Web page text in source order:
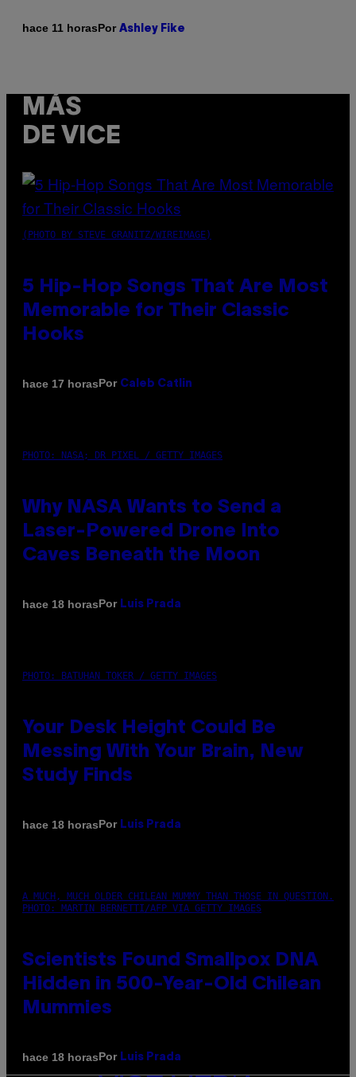
hace 11 horasPor Ashley Fike
MÁS
DE VICE
(PHOTO BY STEVE GRANITZ/WIREIMAGE)
5 Hip-Hop Songs That Are Most
Memorable for Their Classic
Hooks
hace 17 horasPor Caleb Catlin
PHOTO: NASA; DR PIXEL / GETTY IMAGES
Why NASA Wants to Send a
Laser-Powered Drone Into
Caves Beneath the Moon
hace 18 horasPor Luis Prada
PHOTO: BATUHAN TOKER / GETTY IMAGES
Your Desk Height Could Be
Messing With Your Brain, New
Study Finds
hace 18 horasPor Luis Prada
A MUCH, MUCH OLDER CHILEAN MUMMY THAN THOSE IN QUESTION.
PHOTO: MARTIN BERNETTI/AFP VIA GETTY IMAGES
Scientists Found Smallpox DNA
Hidden in 500-Year-Old Chilean
Mummies
hace 18 horasPor Luis Prada